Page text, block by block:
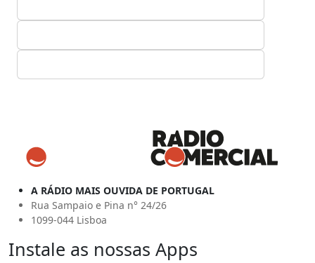
A RÁDIO MAIS OUVIDA DE PORTUGAL
Rua Sampaio e Pina n° 24/26
1099-044 Lisboa
Instale as nossas Apps